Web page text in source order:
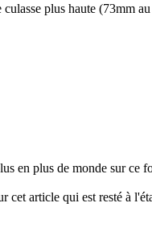
plus haute (73mm
en plus de monde sur ce
cet article qui est resté à